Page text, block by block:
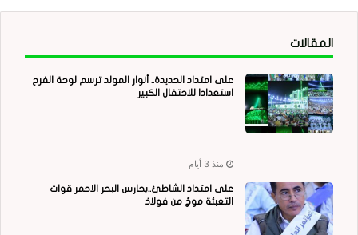
المقالات
على امتداد الحديدة.. أنوار المولد ترسم لوحة الفرح
استعدادا للاحتفال الكبير
منذ 3 أيام
على امتداد الشاطئ..بحارس البحر الاحمر قوات
التعبئة موجٌ من فولاذ